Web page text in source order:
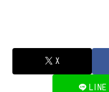
X
LINE